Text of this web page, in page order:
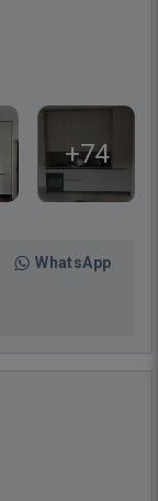
+74
WhatsApp